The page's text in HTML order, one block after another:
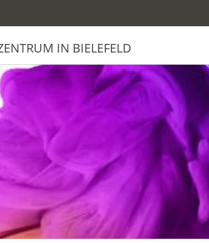
IN BIELEFELD